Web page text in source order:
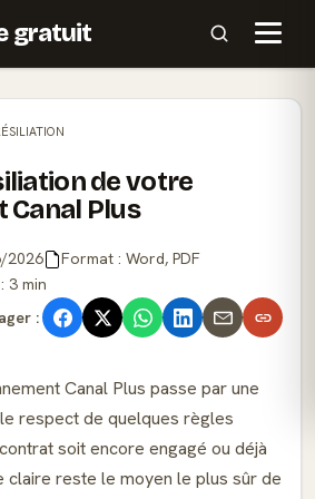
gratuit
de votre
Canal Plus
2026
Format : Word, PDF
3 min
:
Canal Plus passe par une
respect de quelques règles
soit encore engagé ou déjà
claire reste le moyen le plus sûr de